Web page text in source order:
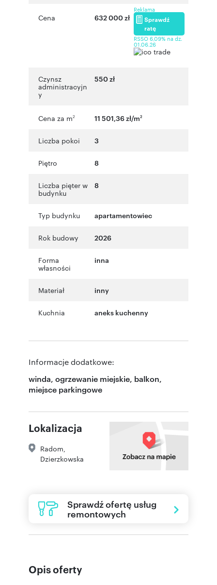
Cena 632 000 zł
Reklama
Sprawdź
ratę
RSSO 6,09% na dz.
01.06.26
Czynsz
administracyjn
y
550 zł
Cena za m2 11 501,36 zł/m2
Liczba pokoi 3
Piętro 8
Liczba pięter w
budynku
8
Typ budynku apartamentowiec
Rok budowy 2026
Forma
własności
inna
Materiał inny
Kuchnia aneks kuchenny
Informacje dodatkowe:
winda, ogrzewanie miejskie, balkon,
miejsce parkingowe
Lokalizacja
Radom
Dzierzkowska
Sprawdź ofertę usług
remontowych
Opis oferty